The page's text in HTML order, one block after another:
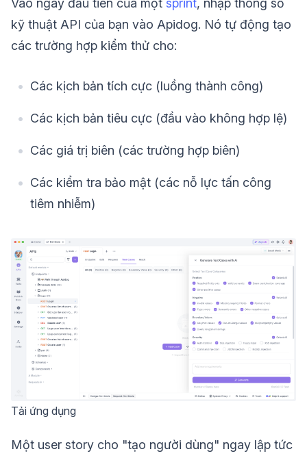
Vào ngày đầu tiên của một sprint, nhập thông số
kỹ thuật API của bạn vào Apidog. Nó tự động tạo
các trường hợp kiểm thử cho:
Các kịch bản tích cực (luồng thành công)
Các kịch bản tiêu cực (đầu vào không hợp lệ)
Các giá trị biên (các trường hợp biên)
Các kiểm tra bảo mật (các nỗ lực tấn công
tiêm nhiễm)
Tải ứng dụng
Một user story cho "tạo người dùng" ngay lập tức